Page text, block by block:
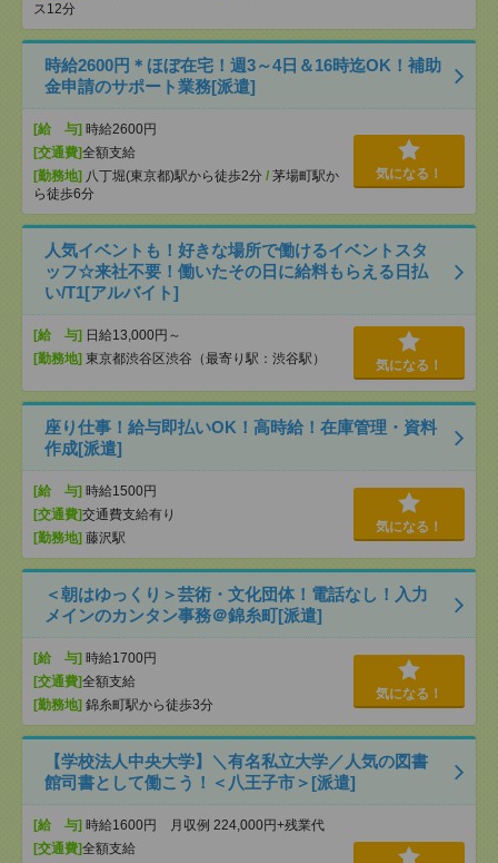
ス12分
時給2600円＊ほぼ在宅！週3～4日＆16時迄OK！補助
金申請のサポート業務[派遣]
[給 与] 時給2600円
[交通費]全額支給
[勤務地] 八丁堀(東京都)駅から徒歩2分 / 茅場町駅か
ら徒歩6分
気になる！
人気イベントも！好きな場所で働けるイベントスタ
ッフ☆来社不要！働いたその日に給料もらえる日払
い/T1[アルバイト]
[給 与] 日給13,000円～
[勤務地] 東京都渋谷区渋谷（最寄り駅：渋谷駅） 気になる！
座り仕事！給与即払いOK！高時給！在庫管理・資料
作成[派遣]
[給 与] 時給1500円
[交通費]交通費支給有り
[勤務地] 藤沢駅
気になる！
＜朝はゆっくり＞芸術・文化団体！電話なし！入力
メインのカンタン事務＠錦糸町[派遣]
[給 与] 時給1700円
[交通費]全額支給
[勤務地] 錦糸町駅から徒歩3分
気になる！
【学校法人中央大学】＼有名私立大学／人気の図書
館司書として働こう！＜八王子市＞[派遣]
[給 与] 時給1600円 月収例 224,000円+残業代
[交通費]全額支給